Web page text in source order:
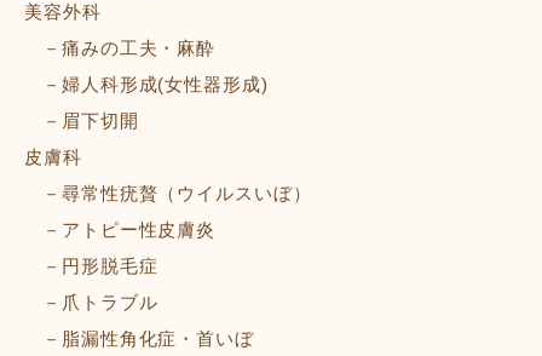
美容外科
痛みの工夫・麻酔
婦人科形成(女性器形成)
眉下切開
皮膚科
尋常性疣贅（ウイルスいぼ）
アトピー性皮膚炎
円形脱毛症
爪トラブル
脂漏性角化症・首いぼ